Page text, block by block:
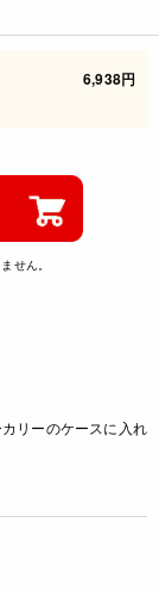
6,938円
せん。
リーのケースに入れ